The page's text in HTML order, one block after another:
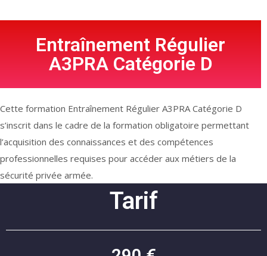
Entraînement Régulier
A3PRA Catégorie D
Cette formation Entraînement Régulier A3PRA Catégorie D
s’inscrit dans le cadre de la formation obligatoire permettant
l’acquisition des connaissances et des compétences
professionnelles requises pour accéder aux métiers de la
sécurité privée armée.
Tarif